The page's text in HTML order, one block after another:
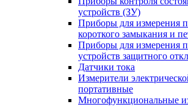
устройств (ЗУ)
Приборы для измерения
короткого замыкания и
Приборы для измерения
устройств защитного
Датчики тока
Измерители
портативные
Многофункциональные